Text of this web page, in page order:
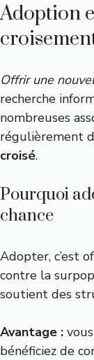
Adoption
Offrir une
recherche
nombreuses
régulièrement
croisé.
Pourquoi
chance
Adopter, c’est
contre la
soutient des
Avantage :
bénéficiez de